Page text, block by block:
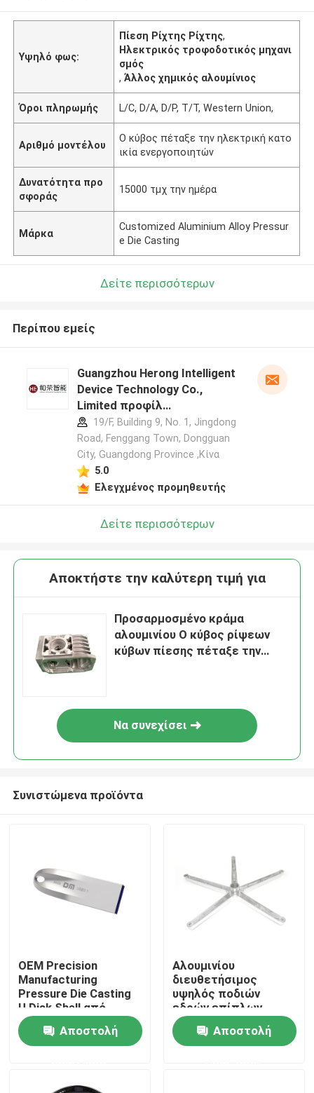
Σπίτι
Προϊόντα
Σχετικά με εμάς
Υψηλό φως:
Πίεση Ρίχτης Ρίχτης,
Ηλεκτρικός τροφοδοτικός μηχανι
σμός
,Άλλος χημικός αλουμίνιος
Όροι πληρωμής L/C, D/A, D/P, T/T, Western Union,
Αριθμό μοντέλου
Ο κύβος πέταξε την ηλεκτρική κατο
ικία ενεργοποιητών
Δυνατότητα προ
σφοράς
15000 τμχ την ημέρα
Μάρκα
Customized Aluminium Alloy Pressur
e Die Casting
Δείτε περισσότερων
Περίπου εμείς
Guangzhou Herong Intelligent
Device Technology Co.,
Limited προφίλ
κατασκευαστή
19/F, Building 9, No. 1, Jingdong
Road, Fenggang Town, Dongguan
City, Guangdong Province ,Κίνα
5.0
Ελεγχμένος προμηθευτής
Δείτε περισσότερων
Αποκτήστε την καλύτερη τιμή για
Προσαρμοσμένο κράμα
αλουμινίου Ο κύβος ρίψεων
κύβων πίεσης πέταξε την
Να συνεχίσει
Συνιστώμενα προϊόντα
OEM Precision
Manufacturing
Pressure Die Casting
U Disk Shell από
κράμα αλουμινίου
Αποστολή
Αλουμινίου
διευθετήσιμος
υψηλός ποδιών
εδρών επίπλων
κραμάτων χυτός
κύβος - βάση εδρών
ποιοτικών
Αποστολή